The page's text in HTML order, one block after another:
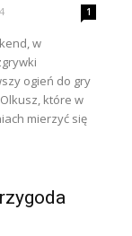
1
ogień do gry
Olkusz, które w
mierzyć się